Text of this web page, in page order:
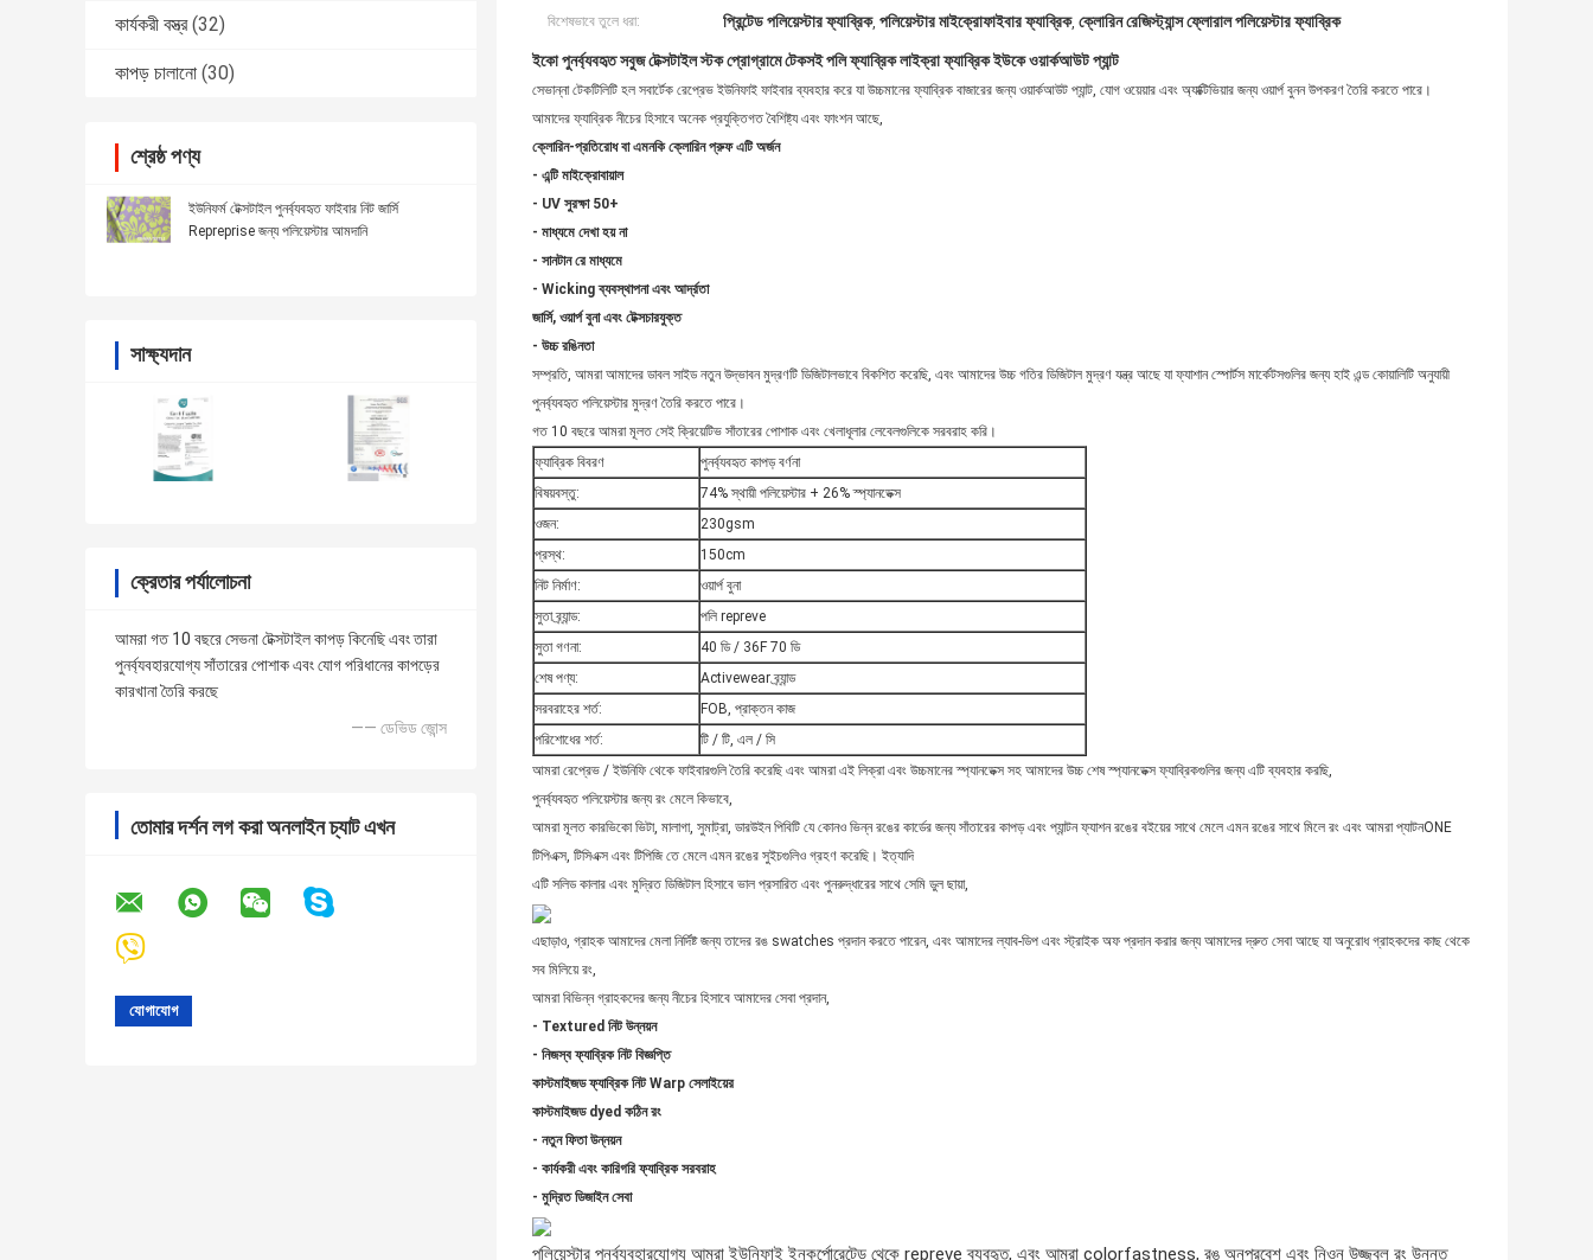
কার্যকরী বস্ত্র (32)
কাপড় চালানো (30)
শ্রেষ্ঠ পণ্য
ইউনিফর্ম টেক্সটাইল পুনর্ব্যবহৃত ফাইবার নিট জার্সি
Repreprise জন্য পলিয়েস্টার আমদানি
সাক্ষ্যদান
ক্রেতার পর্যালোচনা
আমরা গত 10 বছরে সেভনা টেক্সটাইল কাপড় কিনেছি এবং তারা
পুনর্ব্যবহারযোগ্য সাঁতারের পোশাক এবং যোগ পরিধানের কাপড়ের
কারখানা তৈরি করছে
—— ডেভিড জোন্স
তোমার দর্শন লগ করা অনলাইন চ্যাট এখন
বিশেষভাবে তুলে ধরা: প্রিন্টেড পলিয়েস্টার ফ্যাব্রিক, পলিয়েস্টার মাইক্রোফাইবার ফ্যাব্রিক, ক্লোরিন রেজিস্ট্যান্স ফ্লোরাল পলিয়েস্টার ফ্যাব্রিক
ইকো পুনর্ব্যবহৃত সবুজ টেক্সটাইল স্টক প্রোগ্রামে টেকসই পলি ফ্যাব্রিক লাইক্রা ফ্যাব্রিক ইউকে ওয়ার্কআউট প্যান্ট
সেভান্না টেকটিলিটি হল সবার্টেক রেপ্রেভ ইউনিফাই ফাইবার ব্যবহার করে যা উচ্চমানের ফ্যাব্রিক বাজারের জন্য ওয়ার্কআউট প্যান্ট, যোগ ওয়েয়ার এবং অ্যাক্টিভিয়ার জন্য ওয়ার্প বুনন উপকরণ তৈরি করতে পারে।
আমাদের ফ্যাব্রিক নীচের হিসাবে অনেক প্রযুক্তিগত বৈশিষ্ট্য এবং ফাংশন আছে,
ক্লোরিন-প্রতিরোধ বা এমনকি ক্লোরিন প্রুফ এটি অর্জন
- এন্টি মাইক্রোবায়াল
- UV সুরক্ষা 50+
- মাধ্যমে দেখা হয় না
- সানটান রে মাধ্যমে
- Wicking ব্যবস্থাপনা এবং আর্দ্রতা
জার্সি, ওয়ার্প বুনা এবং টেক্সচারযুক্ত
- উচ্চ রঙিনতা
সম্প্রতি, আমরা আমাদের ডাবল সাইড নতুন উদ্ভাবন মুদ্রণটি ডিজিটালভাবে বিকশিত করেছি, এবং আমাদের উচ্চ গতির ডিজিটাল মুদ্রণ যন্ত্র আছে যা ফ্যাশান স্পোর্টস মার্কেটসগুলির জন্য হাই এন্ড কোয়ালিটি অনুযায়ী
পুনর্ব্যবহৃত পলিয়েস্টার মুদ্রণ তৈরি করতে পারে।
গত 10 বছরে আমরা মূলত সেই ক্রিয়েটিভ সাঁতারের পোশাক এবং খেলাধূলার লেবেলগুলিকে সরবরাহ করি।
ফ্যাব্রিক বিবরণ
পুনর্ব্যবহৃত কাপড় বর্ণনা
বিষয়বস্তু:
74% স্থায়ী পলিয়েস্টার + 26% স্প্যানডেক্স
ওজন:
230gsm
প্রস্থ:
150cm
নিট নির্মাণ:
ওয়ার্প বুনা
সুতা ব্র্যান্ড:
পলি repreve
সুতা গণনা:
40 ডি / 36F 70 ডি
শেষ পণ্য:
Activewear ব্র্যান্ড
সরবরাহের শর্ত:
FOB, প্রাক্তন কাজ
পরিশোধের শর্ত:
টি / টি, এল / সি
আমরা রেপ্রেভ / ইউনিফি থেকে ফাইবারগুলি তৈরি করেছি এবং আমরা এই লিক্রা এবং উচ্চমানের স্প্যানডেক্স সহ আমাদের উচ্চ শেষ স্প্যানডেক্স ফ্যাব্রিকগুলির জন্য এটি ব্যবহার করছি,
পুনর্ব্যবহৃত পলিয়েস্টার জন্য রং মেলে কিভাবে,
আমরা মূলত কারভিকো ভিটা, মালাগা, সুমাট্রা, ডারউইন পিবিটি যে কোনও ভিন্ন রঙের কার্ডের জন্য সাঁতারের কাপড় এবং প্যান্টন ফ্যাশন রঙের বইয়ের সাথে মেলে এমন রঙের সাথে মিলে রং এবং আমরা প্যাটনONE
টিপিএক্স, টিসিএক্স এবং টিপিজি তে মেলে এমন রঙের সুইচগুলিও গ্রহণ করেছি। ইত্যাদি
এটি সলিড কালার এবং মুদ্রিত ডিজিটাল হিসাবে ভাল প্রসারিত এবং পুনরুদ্ধারের সাথে সেমি ডুল ছায়া,
এছাড়াও, গ্রাহক আমাদের মেলা নির্দিষ্ট জন্য তাদের রঙ swatches প্রদান করতে পারেন, এবং আমাদের ল্যাব-ডিপ এবং স্ট্রাইক অফ প্রদান করার জন্য আমাদের দ্রুত সেবা আছে যা অনুরোধ গ্রাহকদের কাছ থেকে
সব মিলিয়ে রং,
আমরা বিভিন্ন গ্রাহকদের জন্য নীচের হিসাবে আমাদের সেবা প্রদান,
- Textured নিট উন্নয়ন
- নিজস্ব ফ্যাব্রিক নিট বিজ্ঞপ্তি
কাস্টমাইজড ফ্যাব্রিক নিট Warp সেলাইয়ের
কাস্টমাইজড dyed কঠিন রং
- নতুন ফিতা উন্নয়ন
- কার্যকরী এবং কারিগরি ফ্যাব্রিক সরবরাহ
- মুদ্রিত ডিজাইন সেবা
পলিয়েস্টার পুনর্ব্যবহারযোগ্য আমরা ইউনিফাই ইনকর্পোরেটেড থেকে repreve ব্যবহৃত, এবং আমরা colorfastness, রঙ অনুপ্রবেশ এবং নিওন উজ্জ্বল রং উন্নত